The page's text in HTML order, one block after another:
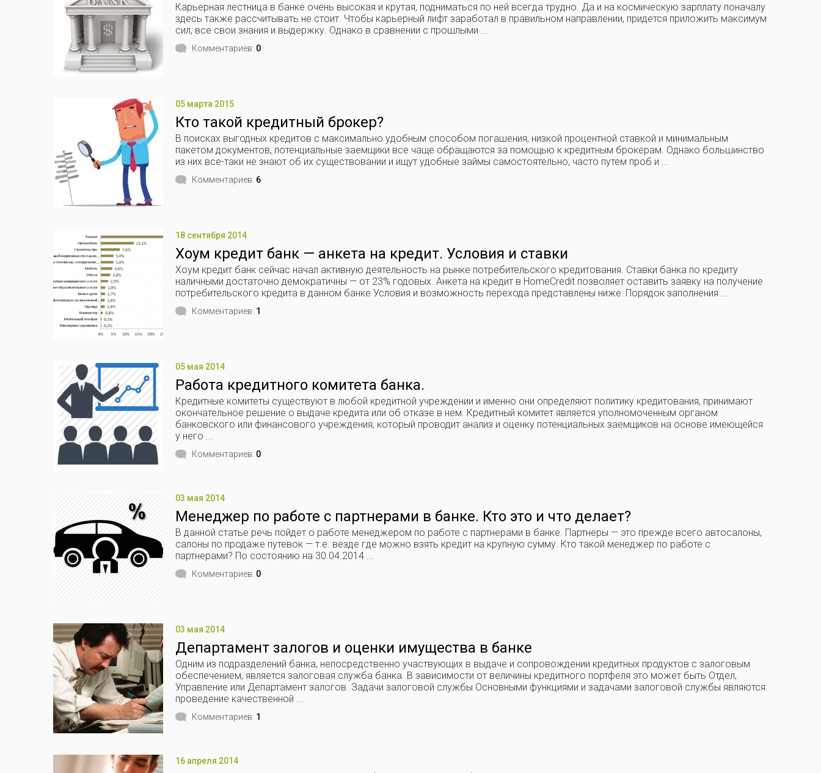
Карьерная лестница в банке очень высокая и крутая, подниматься по ней всегда трудно. Да и на космическую зарплату поначалу
здесь также рассчитывать не стоит. Чтобы карьерный лифт заработал в правильном направлении, придется приложить максимум
сил, все свои знания и выдержку. Однако в сравнении с прошлыми ...
Комментариев: 0
05 марта 2015
Кто такой кредитный брокер?
В поисках выгодных кредитов с максимально удобным способом погашения, низкой процентной ставкой и минимальным
пакетом документов, потенциальные заемщики все чаще обращаются за помощью к кредитным брокерам. Однако большинство
из них все-таки не знают об их существовании и ищут удобные займы самостоятельно, часто путем проб и ...
Комментариев: 6
18 сентября 2014
Хоум кредит банк — анкета на кредит. Условия и ставки
Хоум кредит банк сейчас начал активную деятельность на рынке потребительского кредитования. Ставки банка по кредиту
наличными достаточно демократичны — от 23% годовых. Анкета на кредит в HomeCredit позволяет оставить заявку на получение
потребительского кредита в данном банке Условия и возможность перехода представлены ниже: Порядок заполнения ...
Комментариев: 1
05 мая 2014
Работа кредитного комитета банка.
Кредитные комитеты существуют в любой кредитной учреждении и именно они определяют политику кредитования, принимают
окончательное решение о выдаче кредита или об отказе в нем. Кредитный комитет является уполномоченным органом
банковского или финансового учреждения, который проводит анализ и оценку потенциальных заемщиков на основе имеющейся
у него ...
Комментариев: 0
03 мая 2014
Менеджер по работе с партнерами в банке. Кто это и что делает?
В данной статье речь пойдет о работе менеджером по работе с партнерами в банке. Партнеры — это прежде всего автосалоны,
салоны по продаже путевок — т.е. везде где можно взять кредит на крупную сумму. Кто такой менеджер по работе с
партнерами? По состоянию на 30.04.2014 ...
Комментариев: 0
03 мая 2014
Департамент залогов и оценки имущества в банке
Одним из подразделений банка, непосредственно участвующих в выдаче и сопровождении кредитных продуктов с залоговым
обеспечением, является залоговая служба банка. В зависимости от величины кредитного портфеля это может быть Отдел,
Управление или Департамент залогов. Задачи залоговой службы Основными функциями и задачами залоговой службы являются:
проведение качественной ...
Комментариев: 1
16 апреля 2014